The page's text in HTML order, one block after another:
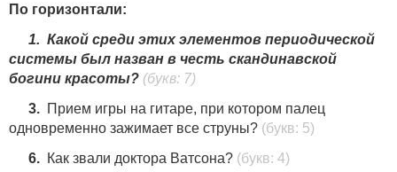
17
По горизонтали:
1. Какой среди этих элементов периодической
системы был назван в честь скандинавской
богини красоты? (букв: 7)
3. Прием игры на гитаре, при котором палец
одновременно зажимает все струны? (букв: 5)
6. Как звали доктора Ватсона? (букв: 4)